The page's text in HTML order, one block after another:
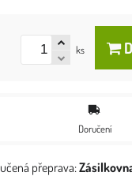
ks
Doručení